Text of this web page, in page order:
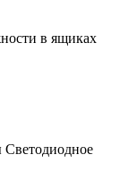
в ящиках
Светодиодное